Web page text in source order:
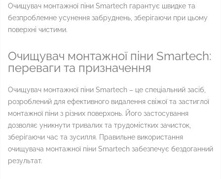
Очищувач монтажної піни Smartech гарантує швидке та
безпроблемне усунення забруднень, зберігаючи при цьому
поверхні чистими.
Очищувач монтажної піни Smartech:
переваги та призначення
Очищувач монтажної піни Smartech – це спеціальний засіб,
розроблений для ефективного видалення свіжої та застиглої
монтажної піни з різних поверхонь. Його застосування
дозволяє уникнути тривалих та трудомістких зачисток,
зберігаючи час та зусилля. Правильне використання
очищувача монтажної піни Smartech забезпечує бездоганний
результат.